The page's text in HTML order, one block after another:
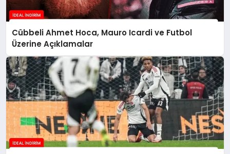
Cübbeli Ahmet Hoca, Mauro Icardi ve Futbol
Üzerine Açıklamalar